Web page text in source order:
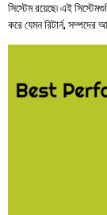
সিস্টেম রয়েছে৷ এই
করে যেমন রিটার্ন, সম্পদের